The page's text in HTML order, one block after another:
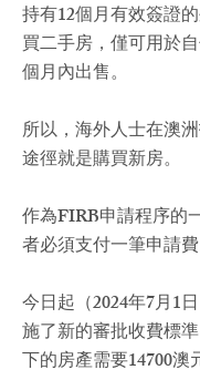
持有12個月有效簽證
買二手房，僅可用於
個月內出售。
所以，海外人士在澳
途徑就是購買新房。
作為FIRB申請程序的
者必須支付一筆申請費
今日起（2024年7月1
施了新的審批收費標
下的房產需要14700澳